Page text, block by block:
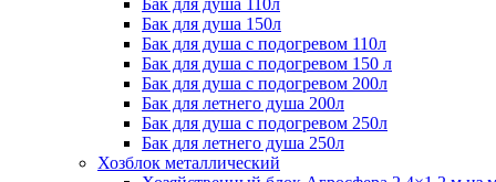
Бак для душа 110л
Бак для душа 150л
Бак для душа с подогревом 110л
Бак для душа с подогревом 150 л
Бак для душа с подогревом 200л
Бак для летнего душа 200л
Бак для душа с подогревом 250л
Бак для летнего душа 250л
Хозблок металлический